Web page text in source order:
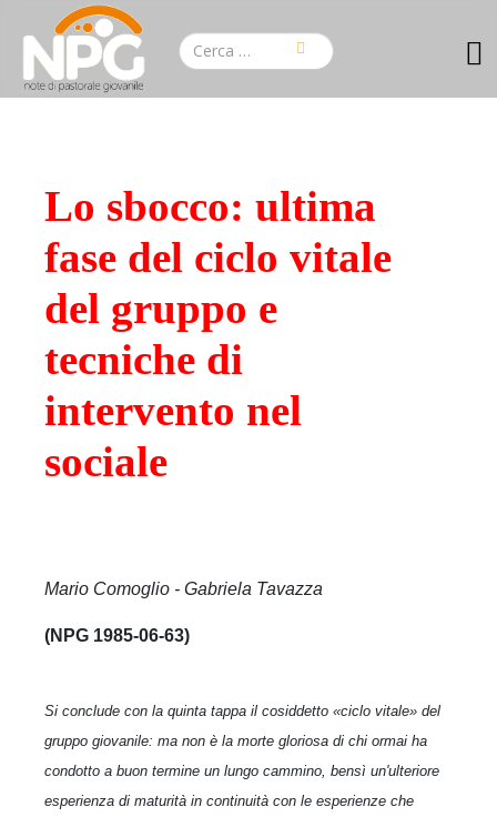
Lo sbocco: ultima
fase del ciclo vitale
del gruppo e
tecniche di
intervento nel
sociale
Mario Comoglio - Gabriela Tavazza
(NPG 1985-06-63)
Si conclude con la quinta tappa il cosiddetto «ciclo vitale» del
gruppo giovanile: ma non è la morte gloriosa di chi ormai ha
condotto a buon termine un lungo cammino, bensì un'ulteriore
esperienza di maturità in continuità con le esperienze che